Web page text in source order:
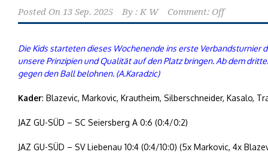
Posted On 13 Sep. 2025 By : K W Comment: Off
Die Kids starteten dieses Wochenende ins erste Verbandsturnier
unsere Prinzipien und Qualität auf den Platz bringen. Ab dem
gegen den Ball belohnen. (A.Karadzic)
Kader: Blazevic, Markovic, Krautheim, Silberschneider, Kasalo,
JAZ GU-SÜD – SC Seiersberg A 0:6 (0:4/0:2)
JAZ GU-SÜD – SV Liebenau 10:4 (0:4/10:0) (5x Markovic, 4x